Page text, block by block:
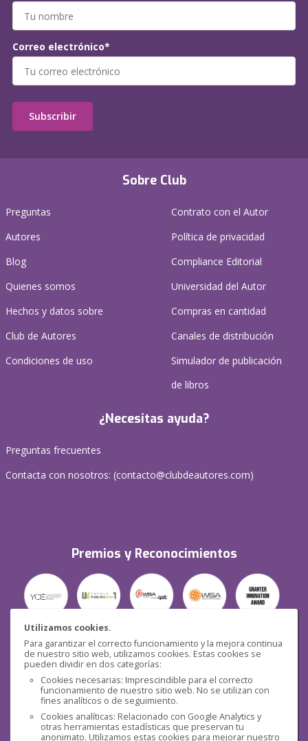
Utilizamos cookies.
Para garantizar el correcto funcionamiento y la mejora continua
de nuestro sitio web, utilizamos cookies. Estas cookies se
pueden dividir en dos categorías:
Cookies necesarias: Imprescindible para el correcto
funcionamiento de nuestro sitio web. No se utilizan con
fines analíticos o de seguimiento.
Cookies analíticas: Relacionado con Google Analytics y
otras herramientas estadísticas que preservan tu
anonimato. Utilizamos estas cookies para mejorar nuestro
Sobre Club
Preguntas
Autores
Blog
Quienes somos
Hechos y datos sobre
Club de Autores
Condiciones de uso
Contrato con el Autor
Política de privacidad
Compliance Editorial
Universidad del Autor
Compras en cantidad
Canales de distribución
Simulador de publicación
de libros
¿Necesitas ayuda?
Preguntas frecuentes
Contacta con nosotros: (contacto@clubdeautores.com)
Premios y Reconocimientos
Seguridad
Correo electrónico*
Subscribir